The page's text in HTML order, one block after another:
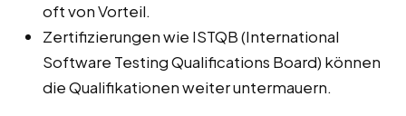
oft von Vorteil.
Zertifizierungen wie ISTQB (International
Software Testing Qualifications Board) können
die Qualifikationen weiter untermauern.